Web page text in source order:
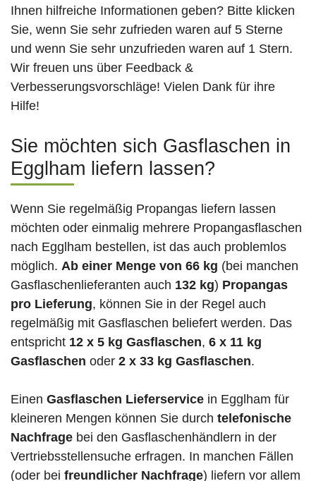
Ihnen hilfreiche Informationen geben? Bitte klicken
Sie, wenn Sie sehr zufrieden waren auf 5 Sterne
und wenn Sie sehr unzufrieden waren auf 1 Stern.
Wir freuen uns über Feedback &
Verbesserungsvorschläge! Vielen Dank für ihre
Hilfe!
Sie möchten sich Gasflaschen in
Egglham liefern lassen?
Wenn Sie regelmäßig Propangas liefern lassen
möchten oder einmalig mehrere Propangasflaschen
nach Egglham bestellen, ist das auch problemlos
möglich. Ab einer Menge von 66 kg (bei manchen
Gasflaschenlieferanten auch 132 kg) Propangas
pro Lieferung, können Sie in der Regel auch
regelmäßig mit Gasflaschen beliefert werden. Das
entspricht 12 x 5 kg Gasflaschen, 6 x 11 kg
Gasflaschen oder 2 x 33 kg Gasflaschen.
Einen Gasflaschen Lieferservice in Egglham für
kleineren Mengen können Sie durch telefonische
Nachfrage bei den Gasflaschenhändlern in der
Vertriebsstellensuche erfragen. In manchen Fällen
(oder bei freundlicher Nachfrage) liefern vor allem